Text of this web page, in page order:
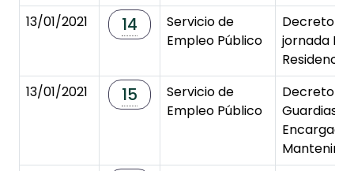
13/01/2021
14
Servicio de
Empleo Público
Decreto
jornada
Residencia
13/01/2021
15
Servicio de
Empleo Público
Decreto
Guardias
Encargado